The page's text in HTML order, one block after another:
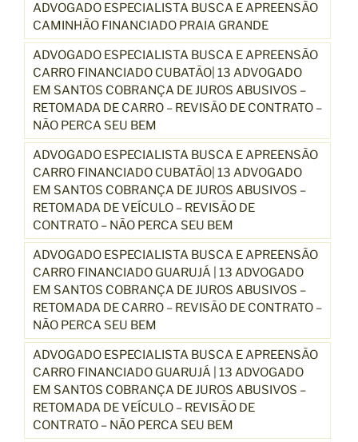
ADVOGADO ESPECIALISTA BUSCA E APREENSÃO
CAMINHÃO FINANCIADO PRAIA GRANDE
ADVOGADO ESPECIALISTA BUSCA E APREENSÃO
CARRO FINANCIADO CUBATÃO| 13 ADVOGADO
EM SANTOS COBRANÇA DE JUROS ABUSIVOS –
RETOMADA DE CARRO – REVISÃO DE CONTRATO –
NÃO PERCA SEU BEM
ADVOGADO ESPECIALISTA BUSCA E APREENSÃO
CARRO FINANCIADO CUBATÃO| 13 ADVOGADO
EM SANTOS COBRANÇA DE JUROS ABUSIVOS –
RETOMADA DE VEÍCULO – REVISÃO DE
CONTRATO – NÃO PERCA SEU BEM
ADVOGADO ESPECIALISTA BUSCA E APREENSÃO
CARRO FINANCIADO GUARUJÁ | 13 ADVOGADO
EM SANTOS COBRANÇA DE JUROS ABUSIVOS –
RETOMADA DE CARRO – REVISÃO DE CONTRATO –
NÃO PERCA SEU BEM
ADVOGADO ESPECIALISTA BUSCA E APREENSÃO
CARRO FINANCIADO GUARUJÁ | 13 ADVOGADO
EM SANTOS COBRANÇA DE JUROS ABUSIVOS –
RETOMADA DE VEÍCULO – REVISÃO DE
CONTRATO – NÃO PERCA SEU BEM